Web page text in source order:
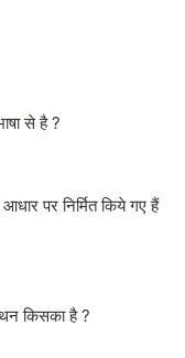
से है ?
पर निर्मित किये गए हैं
किसका है ?